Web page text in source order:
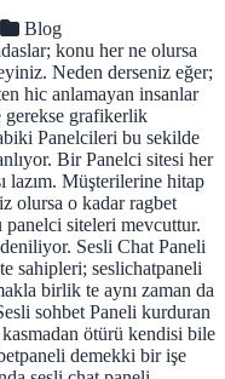
Blog
konu her ne olursa
Neden derseniz eğer;
hic anlamayan insanlar
gerekse grafikerlik
Panelcileri bu sekilde
Bir Panelci sitesi her
lazım. Müşterilerine hitap
olursa o kadar ragbet
siteleri mevcuttur.
Sesli Chat Paneli
sahipleri; seslichatpaneli
birlik te aynı zaman da
sohbet Paneli kurduran
ötürü kendisi bile
demekki bir işe